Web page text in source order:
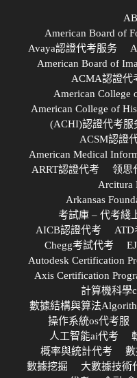
American Board of
Avaya認證代考服务
American Board of
ACMA認證代
American College
American College of
(ACHI)認證代考服
ACSM認證
American Medical
ARRT認證代考
领思
Arcitura
Arkansas
考試庫 – 代考綫
AICB認證代考
Chegg考試代考
Autodesk Certification
Axis Certification
計算機科學
數據結構與算法
操作系統os代考服
人工智能ai代考
概率與統計代考
數據挖掘
大數據技術